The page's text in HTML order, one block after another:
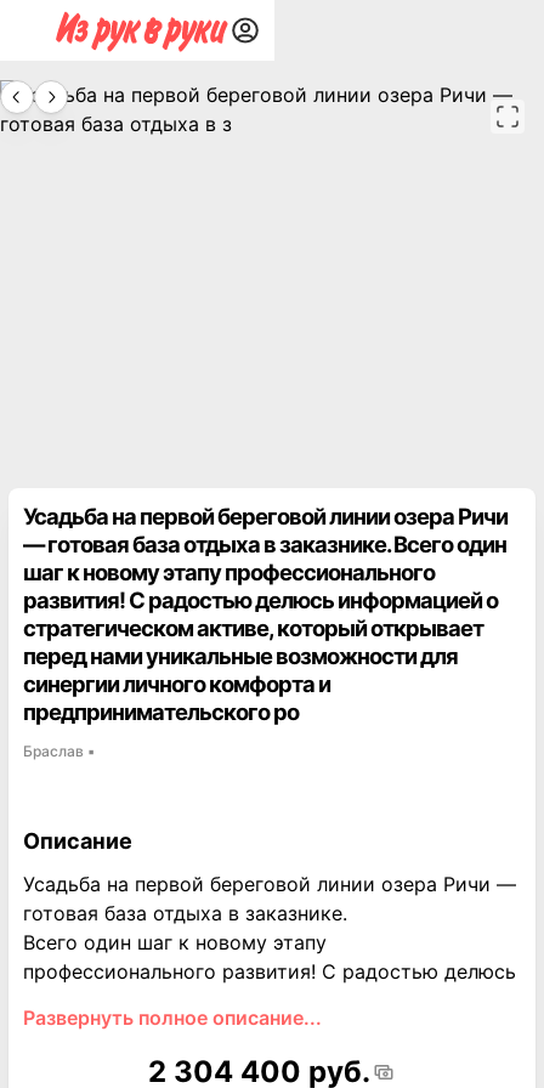
Усадьба на первой береговой линии озера Ричи
— готовая база отдыха в заказнике. Всего один
шаг к новому этапу профессионального
развития! С радостью делюсь информацией о
стратегическом активе, который открывает
перед нами уникальные возможности для
синергии личного комфорта и
предпринимательского ро
Браслав ▪
Описание
Развернуть полное описание...
Усадьба на первой береговой линии озера Ричи —
готовая база отдыха в заказнике.
Всего один шаг к новому этапу
профессионального развития! С радостью делюсь
открывает перед нами уникальные возможности
для синергии личного комфорта и
2 304 400 руб.